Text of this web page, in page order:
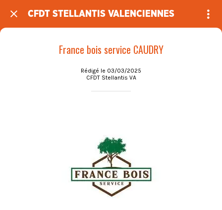
CFDT STELLANTIS VALENCIENNES
France bois service CAUDRY
Rédigé le 03/03/2025
CFDT Stellantis VA